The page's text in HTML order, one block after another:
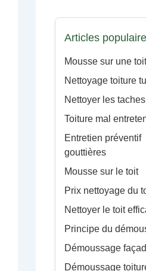
Articles
Mousse sur une
Nettoyage toiture
Nettoyer les
Toiture mal
Entretien préventif
gouttières
Mousse sur le toit
Prix nettoyage du
Nettoyer le toit
Principe du
Démoussage
Démoussage